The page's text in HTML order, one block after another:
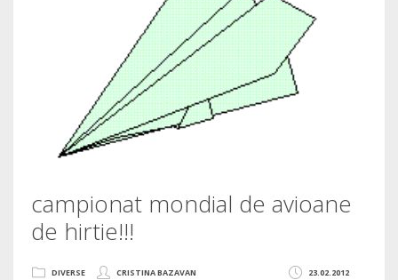
campionat mondial de avioane
de hirtie!!!
23.02.2012
DIVERSE CRISTINA BAZAVAN